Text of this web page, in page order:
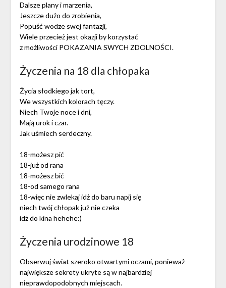
Dalsze plany i marzenia,
Jeszcze dużo do zrobienia,
Popuść wodze swej fantazji,
Wiele przecież jest okazji by korzystać
z możliwości POKAZANIA SWYCH ZDOLNOŚCI.
Życzenia na 18 dla chłopaka
Życia słodkiego jak tort,
We wszystkich kolorach tęczy.
Niech Twoje noce i dni,
Mają urok i czar.
Jak uśmiech serdeczny.
18-możesz pić
18-już od rana
18-możesz bić
18-od samego rana
18-więc nie zwlekaj idż do baru napij się
niech twój chłopak już nie czeka
idż do kina hehehe:)
Życzenia urodzinowe 18
Obserwuj świat szeroko otwartymi oczami, ponieważ
największe sekrety ukryte są w najbardziej
nieprawdopodobnych miejscach.